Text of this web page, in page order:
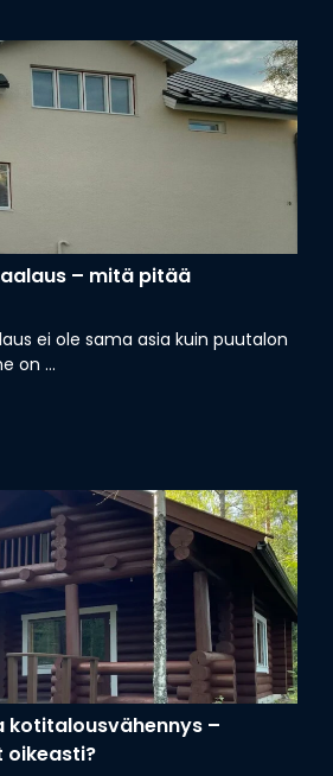
– mitä pitää
ei ole sama asia kuin puutalon
on ...
kotitalousvähennys –
oikeasti?